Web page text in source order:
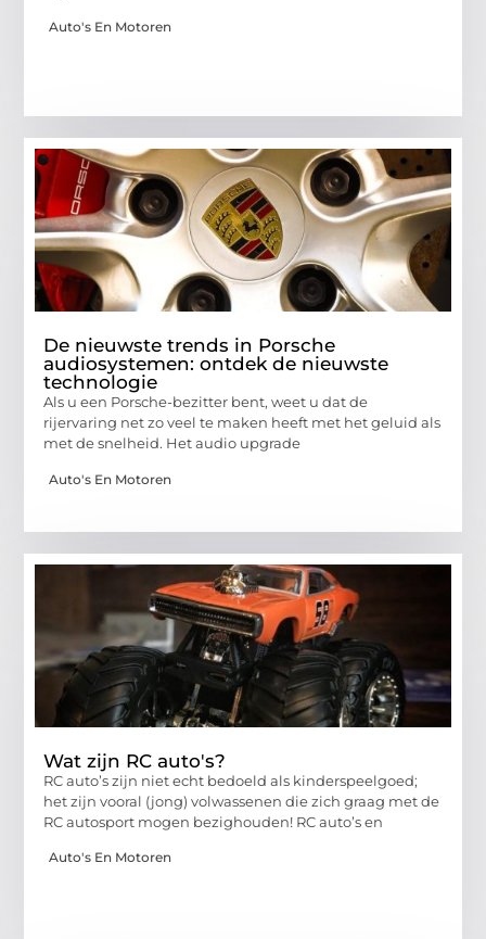
Auto's En Motoren
De nieuwste trends in Porsche
audiosystemen: ontdek de nieuwste
technologie
Als u een Porsche-bezitter bent, weet u dat de
rijervaring net zo veel te maken heeft met het geluid als
met de snelheid. Het audio upgrade
Auto's En Motoren
Wat zijn RC auto's?
RC auto’s zijn niet echt bedoeld als kinderspeelgoed;
het zijn vooral (jong) volwassenen die zich graag met de
RC autosport mogen bezighouden! RC auto’s en
Auto's En Motoren